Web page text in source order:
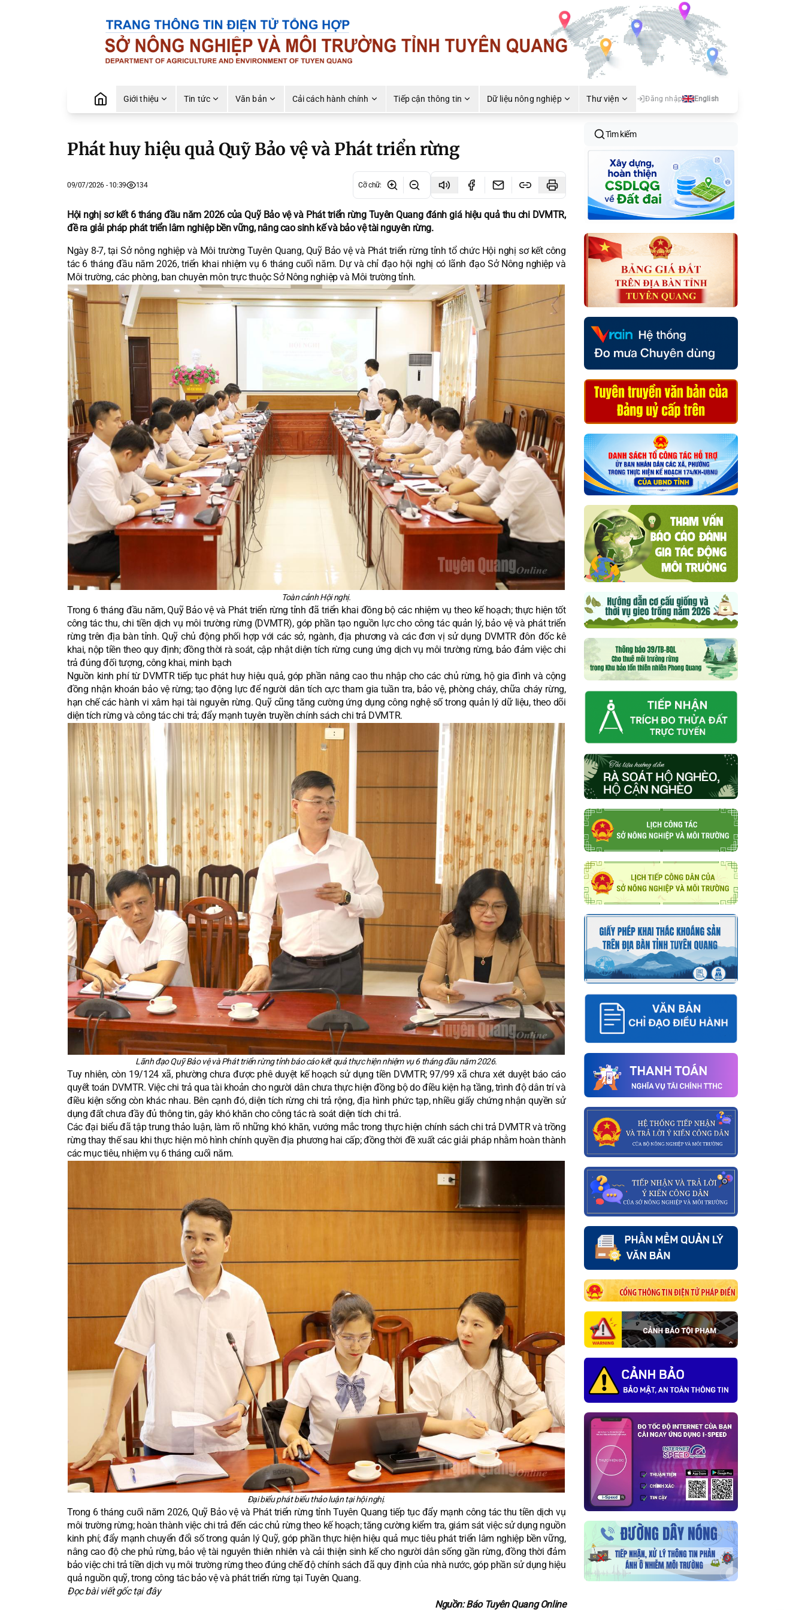
Giới thiệu Tin tức Văn bản Cải cách hành chính Tiếp cận thông tin Dữ liệu nông nghiệp Thư viện Đăng nhập English
Phát huy hiệu quả Quỹ Bảo vệ và Phát triển rừng
09/07/2026 - 10:39 134 Cỡ chữ:
Hội nghị sơ kết 6 tháng đầu năm 2026 của Quỹ Bảo vệ và Phát triển rừng Tuyên Quang đánh giá hiệu quả thu chi DVMTR,
đề ra giải pháp phát triển lâm nghiệp bền vững, nâng cao sinh kế và bảo vệ tài nguyên rừng.
Ngày 8-7, tại Sở nông nghiệp và Môi trường Tuyên Quang, Quỹ Bảo vệ và Phát triển rừng tỉnh tổ chức Hội nghị sơ kết công
tác 6 tháng đầu năm 2026, triển khai nhiệm vụ 6 tháng cuối năm. Dự và chỉ đạo hội nghị có lãnh đạo Sở Nông nghiệp và
Môi trường, các phòng, ban chuyên môn trực thuộc Sở Nông nghiệp và Môi trường tỉnh.
Toàn cảnh Hội nghị.
Trong 6 tháng đầu năm, Quỹ Bảo vệ và Phát triển rừng tỉnh đã triển khai đồng bộ các nhiệm vụ theo kế hoạch; thực hiện tốt
công tác thu, chi tiền dịch vụ môi trường rừng (DVMTR), góp phần tạo nguồn lực cho công tác quản lý, bảo vệ và phát triển
rừng trên địa bàn tỉnh. Quỹ chủ động phối hợp với các sở, ngành, địa phương và các đơn vị sử dụng DVMTR đôn đốc kê
khai, nộp tiền theo quy định; đồng thời rà soát, cập nhật diện tích rừng cung ứng dịch vụ môi trường rừng, bảo đảm việc chi
trả đúng đối tượng, công khai, minh bạch
Nguồn kinh phí từ DVMTR tiếp tục phát huy hiệu quả, góp phần nâng cao thu nhập cho các chủ rừng, hộ gia đình và cộng
đồng nhận khoán bảo vệ rừng; tạo động lực để người dân tích cực tham gia tuần tra, bảo vệ, phòng cháy, chữa cháy rừng,
hạn chế các hành vi xâm hại tài nguyên rừng. Quỹ cũng tăng cường ứng dụng công nghệ số trong quản lý dữ liệu, theo dõi
diện tích rừng và công tác chi trả; đẩy mạnh tuyên truyền chính sách chi trả DVMTR.
Lãnh đạo Quỹ Bảo vệ và Phát triển rừng tỉnh báo cáo kết quả thực hiện nhiệm vụ 6 tháng đầu năm 2026.
Tuy nhiên, còn 19/124 xã, phường chưa được phê duyệt kế hoạch sử dụng tiền DVMTR; 97/99 xã chưa xét duyệt báo cáo
quyết toán DVMTR. Việc chi trả qua tài khoản cho người dân chưa thực hiện đồng bộ do điều kiện hạ tầng, trình độ dân trí và
điều kiện sống còn khác nhau. Bên cạnh đó, diện tích rừng chi trả rộng, địa hình phức tạp, nhiều giấy chứng nhận quyền sử
dụng đất chưa đầy đủ thông tin, gây khó khăn cho công tác rà soát diện tích chi trả.
Các đại biểu đã tập trung thảo luận, làm rõ những khó khăn, vướng mắc trong thực hiện chính sách chi trả DVMTR và trồng
rừng thay thế sau khi thực hiện mô hình chính quyền địa phương hai cấp; đồng thời đề xuất các giải pháp nhằm hoàn thành
các mục tiêu, nhiệm vụ 6 tháng cuối năm.
Đại biểu phát biểu thảo luận tại hội nghị.
Trong 6 tháng cuối năm 2026, Quỹ Bảo vệ và Phát triển rừng tỉnh Tuyên Quang tiếp tục đẩy mạnh công tác thu tiền dịch vụ
môi trường rừng; hoàn thành việc chi trả đến các chủ rừng theo kế hoạch; tăng cường kiểm tra, giám sát việc sử dụng nguồn
kinh phí; đẩy mạnh chuyển đổi số trong quản lý Quỹ, góp phần thực hiện hiệu quả mục tiêu phát triển lâm nghiệp bền vững,
nâng cao độ che phủ rừng, bảo vệ tài nguyên thiên nhiên và cải thiện sinh kế cho người dân sống gần rừng, đồng thời đảm
bảo việc chi trả tiền dịch vụ môi trường rừng theo đúng chế độ chính sách đã quy định của nhà nước, góp phần sử dụng hiệu
quả nguồn quỹ, trong công tác bảo vệ và phát triển rừng tại Tuyên Quang.
Đọc bài viết gốc tại đây
Nguồn: Báo Tuyên Quang Online
Tìm kiếm